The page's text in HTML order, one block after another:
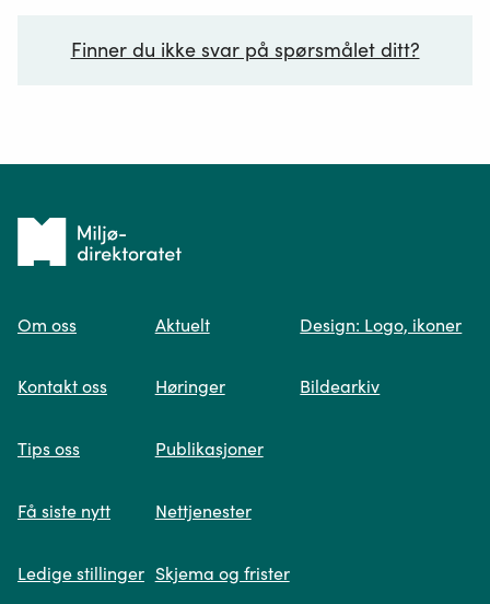
Finner du ikke svar på spørsmålet ditt?
Spør oss
søk og viser deg vår mest relevante
Tilbake
forsiden
Om oss
Kontakt oss
Tips oss
Få siste nytt
Ledige stillinger
Aktuelt
Høringer
Publikasjoner
Nettjenester
Skjema og frister
Design: Logo, ikoner
Bildearkiv